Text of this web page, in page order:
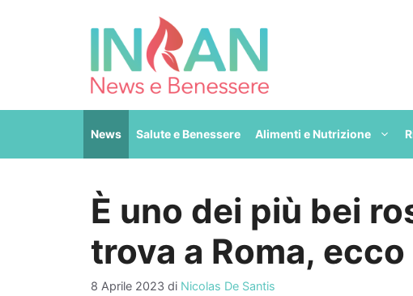
News Salute e Benessere Alimenti e Nutrizione
È uno dei più bei
trova a Roma,
8 Aprile 2023 di Nicolas De Santis